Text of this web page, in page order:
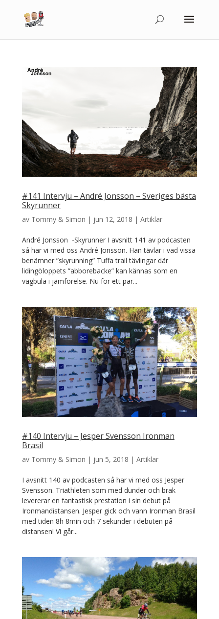
#141 Intervju – André Jonsson – Sveriges bästa
Skyrunner
av Tommy & Simon | jun 12, 2018 | Artiklar
André Jonsson -Skyrunner I avsnitt 141 av podcasten
så har vi med oss André Jonsson. Han tävlar i vad vissa
benämner ”skyrunning” Tuffa trail tävlingar där
lidingöloppets ”abborebacke” kan kännas som en
vägbula i jämförelse. Nu för ett par...
#140 Intervju – Jesper Svensson Ironman
Brasil
av Tommy & Simon | jun 5, 2018 | Artiklar
I avsnitt 140 av podcasten så har vi med oss Jesper
Svensson. Triathleten som med dunder och brak
levererar en fantastisk prestation i sin debut på
Ironmandistansen. Jesper gick och vann Ironman Brasil
med tiden 8h 8min och 7 sekunder i debuten på
distansen! Vi går...